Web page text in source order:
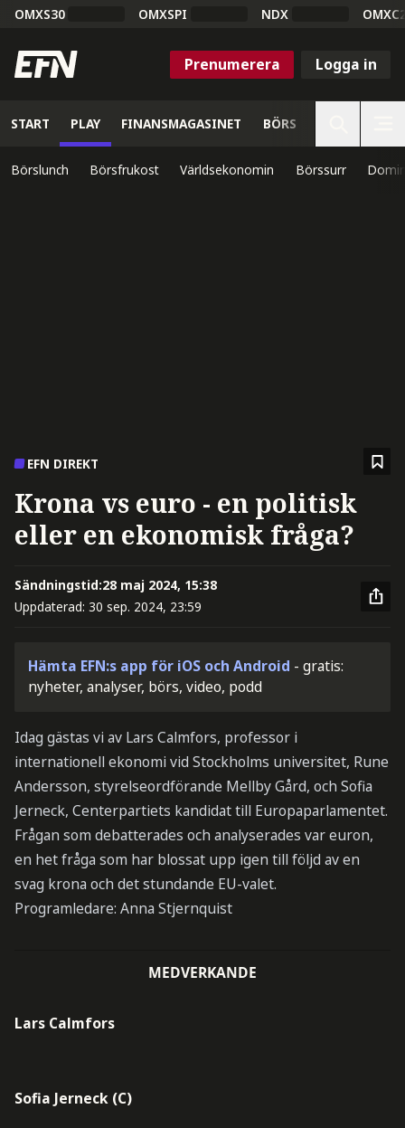
OMXS30 OMXSPI NDX
Prenumerera Logga in
START PLAY FINANSMAGASINET BÖRS
Börslunch Börsfrukost Världsekonomin Börssurr
EFN DIREKT
Krona vs euro - en politisk
eller en ekonomisk fråga?
Sändningstid:28 maj 2024, 15:38
Uppdaterad: 30 sep. 2024, 23:59
Hämta EFN:s app för iOS och Android - gratis:
nyheter, analyser, börs, video, podd
Idag gästas vi av Lars Calmfors, professor i
internationell ekonomi vid Stockholms universitet, Rune
Andersson, styrelseordförande Mellby Gård, och Sofia
Jerneck, Centerpartiets kandidat till Europaparlamentet.
Frågan som debatterades och analyserades var euron,
en het fråga som har blossat upp igen till följd av en
svag krona och det stundande EU-valet.
Programledare: Anna Stjernquist
MEDVERKANDE
Lars Calmfors
Sofia Jerneck (C)